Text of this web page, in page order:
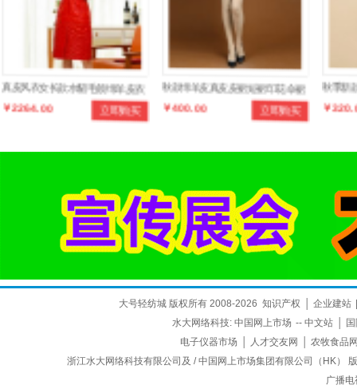
真皮风衣女长款水貂毛领绵羊皮衣
羽绒棉中长款大衣皮草 立即购买
￥2264.00
秋款绵羊皮真皮皮裙短裙印花伞裙
半身裙冬百搭蓬蓬裙 立即购买
￥400.00
秋季新
宽松裙
￥
大号轻纺城 版权所有 2008-2026 知识产权 企业建站
水大网络科技: 中国网上市场 -- 中文站
电子仪器市场
人才交友网
农牧食品
浙江水大网络科技有限公司及 / 中国网上市场集团有限公司（HK）
广播